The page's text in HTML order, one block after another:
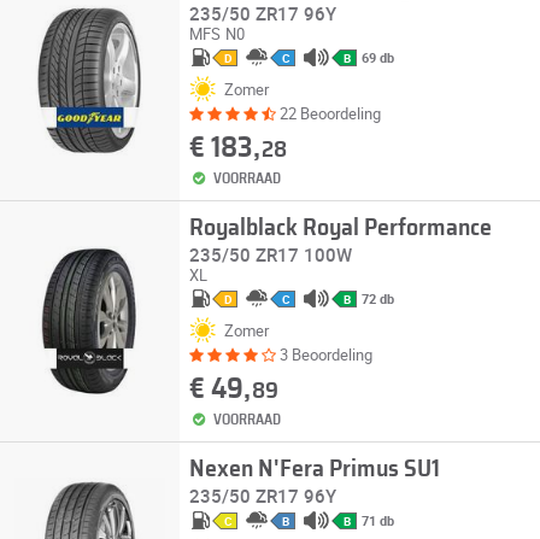
235/50 ZR17 96Y
MFS N0
D C B 69 db
Zomer
22 Beoordeling
€ 183,28
VOORRAAD
Royalblack Royal Performance
235/50 ZR17 100W
XL
D C B 72 db
Zomer
3 Beoordeling
€ 49,89
VOORRAAD
Nexen N'Fera Primus SU1
235/50 ZR17 96Y
C B B 71 db